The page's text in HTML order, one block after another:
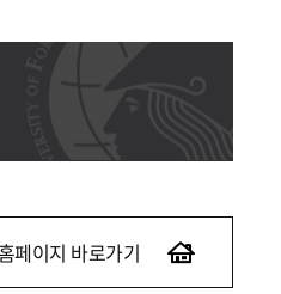
페이지 바로가기